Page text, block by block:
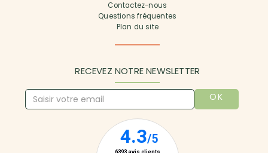
Contactez-nous
Questions fréquentes
Plan du site
RECEVEZ NOTRE NEWSLETTER
OK